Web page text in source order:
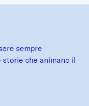
sempre
che animano il